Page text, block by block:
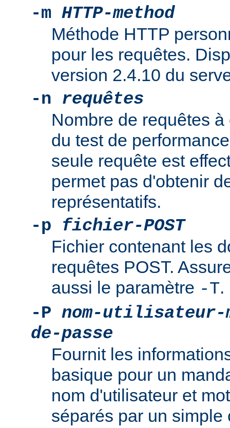
-m HTTP-method
Méthode HTTP
pour les requêtes.
version 2.4.10 du
-n requêtes
Nombre de requêtes
du test de
seule requête est
permet pas d'obtenir
représentatifs.
-p fichier-POST
Fichier contenant les
requêtes POST.
aussi le paramètre -T.
-P nom-utilisateur-
de-passe
Fournit les
basique pour un
nom d'utilisateur et
séparés par un